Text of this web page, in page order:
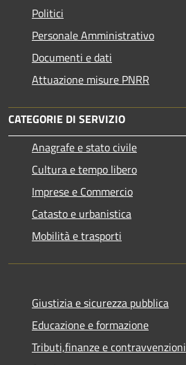
Politici
Personale Amministrativo
Documenti e dati
Attuazione misure PNRR
CATEGORIE DI SERVIZIO
Anagrafe e stato civile
Cultura e tempo libero
Imprese e Commercio
Catasto e urbanistica
Mobilità e trasporti
Giustizia e sicurezza pubblica
Educazione e formazione
Tributi,finanze e contravvenzioni